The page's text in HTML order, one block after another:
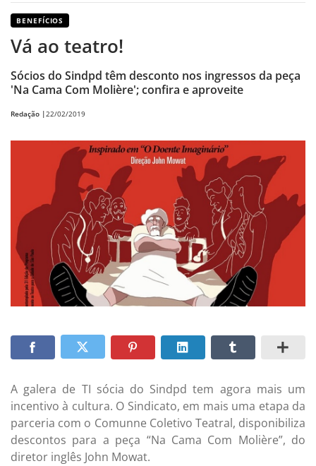
BENEFÍCIOS
Vá ao teatro!
Sócios do Sindpd têm desconto nos ingressos da peça
'Na Cama Com Molière'; confira e aproveite
Redação |22/02/2019
A galera de TI sócia do Sindpd tem agora mais um
incentivo à cultura. O Sindicato, em mais uma etapa da
parceria com o Comunne Coletivo Teatral, disponibiliza
descontos para a peça “Na Cama Com Molière”, do
diretor inglês John Mowat.